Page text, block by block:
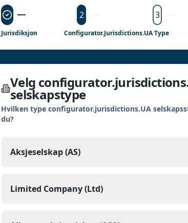
2 3
Jurisdiksjon Configurator.jurisdictions.UA Type
Velg
selskapstype
Hvilken type configurator.jurisdictions.UA
du?
Aksjeselskap (AS)
Limited Company (Ltd)